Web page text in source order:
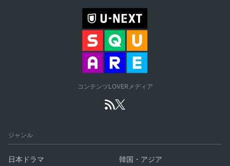
コンテンツLOVERメディア
ジャンル
日本ドラマ
韓国・アジア